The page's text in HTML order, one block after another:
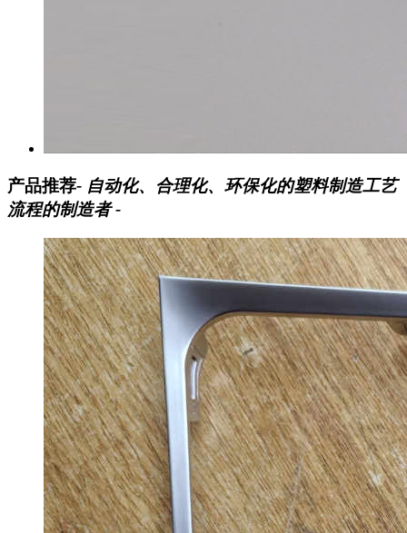
产品推荐- 自动化、合理化、环保化的塑料制造工艺
流程的制造者 -